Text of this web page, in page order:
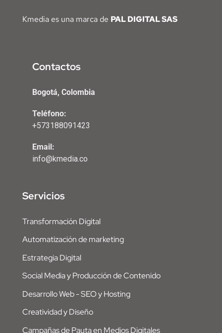
Kmedia es una marca de PAL DIGITAL SAS
Contactos
Bogotá, Colombia
Teléfono:
+573188091423
Email:
info@kmedia.co
Servicios
Transformación Digital
Automatización de marketing
Estrategia Digital
Social Media y Producción de Contenido
Desarrollo Web - SEO y Hosting
Creatividad y Diseño
Campañas de Pauta en Medios Digitales